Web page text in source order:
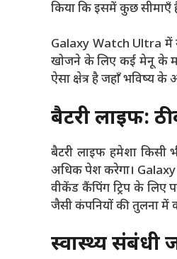
किया कि इसमें कुछ सीमाएँ
Galaxy Watch Ultra में
खोजने के लिए कई मेनू के
ऐसा क्षेत्र है जहाँ भविष्य
बैटरी लाइफ:
बैटरी लाइफ हमेशा किसी
अधिक पेश करेगा।
वीकेंड कैंपिंग ट्रिप के लिए
जैसी कंपनियों की तुलना में
स्वास्थ्य संबंधी